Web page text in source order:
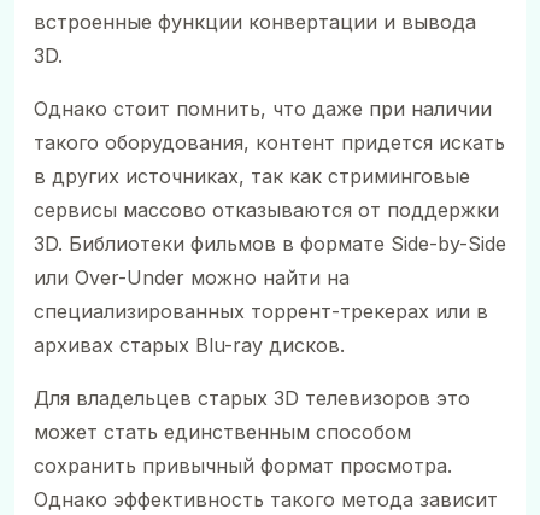
встроенные функции конвертации и вывода
3D.
Однако стоит помнить, что даже при наличии
такого оборудования, контент придется искать
в других источниках, так как стриминговые
сервисы массово отказываются от поддержки
3D. Библиотеки фильмов в формате Side-by-Side
или Over-Under можно найти на
специализированных торрент-трекерах или в
архивах старых Blu-ray дисков.
Для владельцев старых 3D телевизоров это
может стать единственным способом
сохранить привычный формат просмотра.
Однако эффективность такого метода зависит